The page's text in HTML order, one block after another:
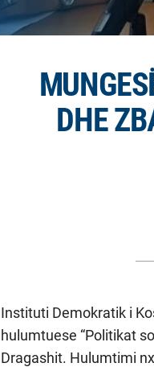
DHE
Instituti Demokratik i
hulumtuese “Politikat
Dragashit. Hulumtimi